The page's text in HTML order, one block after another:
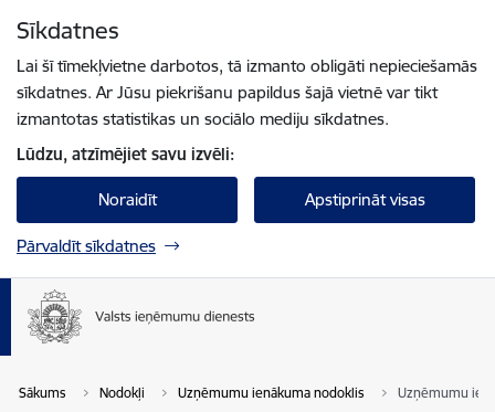
Sīkdatnes
Lai šī tīmekļvietne darbotos, tā izmanto obligāti nepieciešamās
sīkdatnes. Ar Jūsu piekrišanu papildus šajā vietnē var tikt
izmantotas statistikas un sociālo mediju sīkdatnes.
Lūdzu, atzīmējiet savu izvēli:
Noraidīt Apstiprināt visas
Pārvaldīt sīkdatnes
Sākums Nodokļi Uzņēmumu ienākuma nodoklis Uzņēmumu